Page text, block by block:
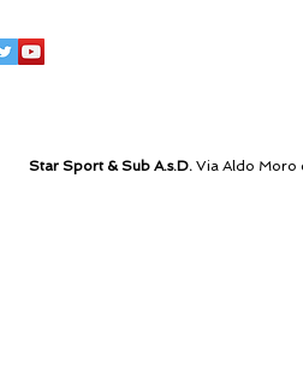
Star Sport & Sub A.s.D. Via Aldo Moro